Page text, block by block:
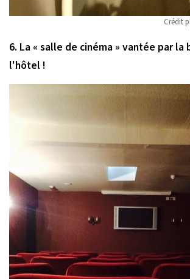
Crédit
6. La « salle de cinéma » vantée par la
l'hôtel !